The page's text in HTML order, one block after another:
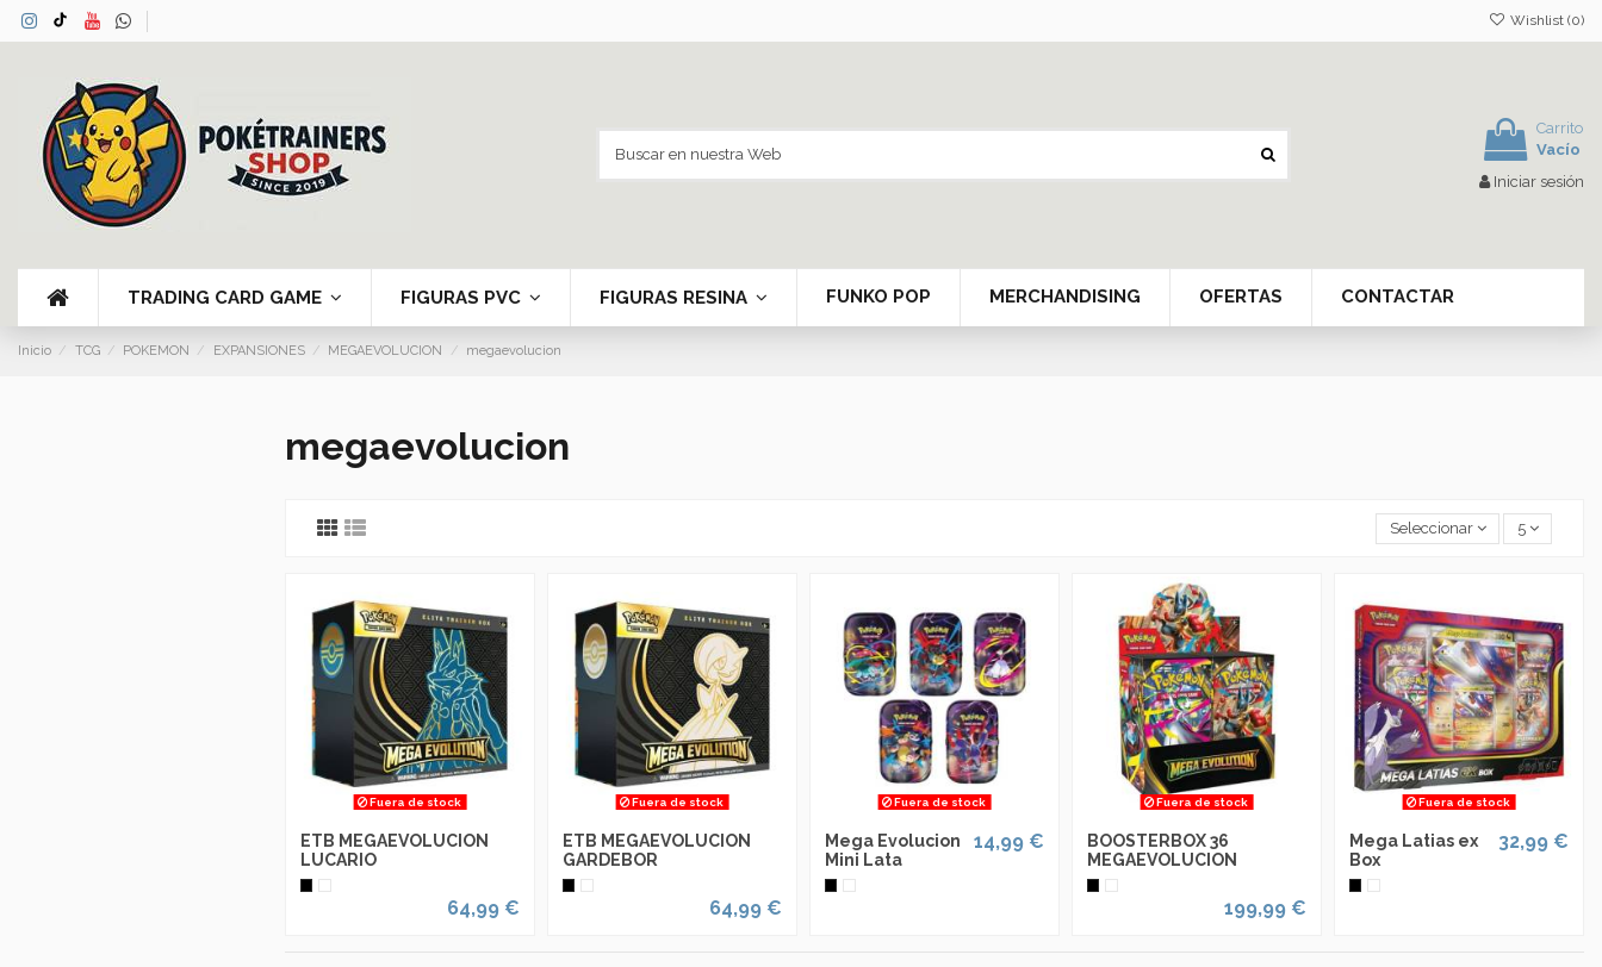
Wishlist (0)
Carrito
Vacío
Iniciar sesión
TRADING CARD GAME FIGURAS PVC FIGURAS RESINA FUNKO POP MERCHANDISING OFERTAS CONTACTAR
Inicio TCG POKEMON EXPANSIONES MEGAEVOLUCION megaevolucion
megaevolucion
Seleccionar 5
Fuera de stock
ETB MEGAEVOLUCION
LUCARIO
64,99 €
Fuera de stock
ETB MEGAEVOLUCION
GARDEBOR
64,99 €
Fuera de stock
Mega Evolucion
Mini Lata
14,99 €
Fuera de stock
BOOSTERBOX 36
MEGAEVOLUCION
199,99 €
Fuera de stock
Mega Latias ex
Box
32,99 €